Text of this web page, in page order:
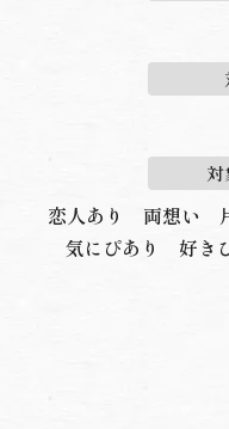
恋人あり 両想い
気にぴあり
好き